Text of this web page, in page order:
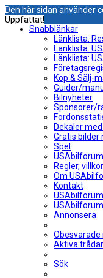
Den här sidan använder
Uppfattat!
Snabblänkar
Länklista:
Länklista:
Länklista:
Köp & Sälj-
Guider/
Bilnyheter
Sponsorer/
Dekaler
Gratis bilder
Spel
Regler,
Om
Kontakt
Annonsera
Obesvarade
Aktiva trådar
Sök